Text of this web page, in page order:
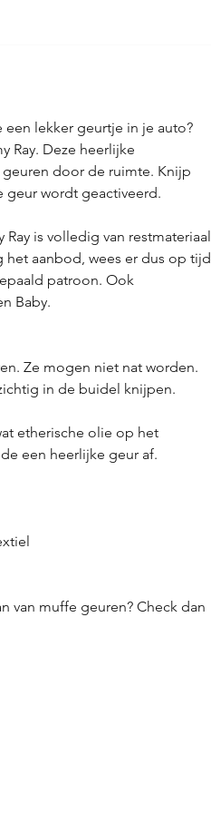
een lekker geurtje in je auto?
Ray. Deze heerlijke
door de ruimte. Knijp
wordt geactiveerd.
is volledig van restmateriaal
aanbod, wees er dus op tijd
patroon. Ook
Baby.
Ze mogen niet nat worden.
in de buidel knijpen.
etherische olie op het
een heerlijke geur af.
van muffe geuren? Check dan